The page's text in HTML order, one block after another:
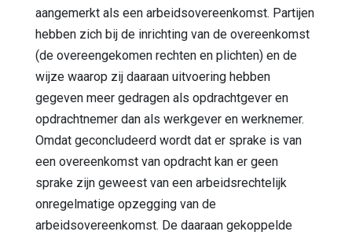
aangemerkt als een arbeidsovereenkomst. Partijen
hebben zich bij de inrichting van de overeenkomst
(de overeengekomen rechten en plichten) en de
wijze waarop zij daaraan uitvoering hebben
gegeven meer gedragen als opdrachtgever en
opdrachtnemer dan als werkgever en werknemer.
Omdat geconcludeerd wordt dat er sprake is van
een overeenkomst van opdracht kan er geen
sprake zijn geweest van een arbeidsrechtelijk
onregelmatige opzegging van de
arbeidsovereenkomst. De daaraan gekoppelde